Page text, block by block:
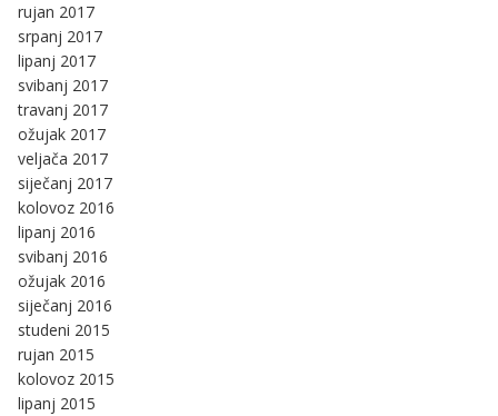
rujan 2017
srpanj 2017
lipanj 2017
svibanj 2017
travanj 2017
ožujak 2017
veljača 2017
siječanj 2017
kolovoz 2016
lipanj 2016
svibanj 2016
ožujak 2016
siječanj 2016
studeni 2015
rujan 2015
kolovoz 2015
lipanj 2015